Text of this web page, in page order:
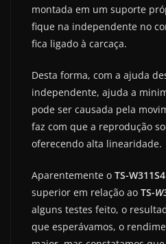
montada em um suporte
fique na independente no
fica ligado à carcaça.
Desta forma, com a ajuda
independente, ajuda a
pode ser causada pela
faz com que a reprodução
oferecendo alta linearidade.
Aparentemente o TS-W311S4
superior em relação ao TS-
alguns testes feito, o
que esperávamos, o